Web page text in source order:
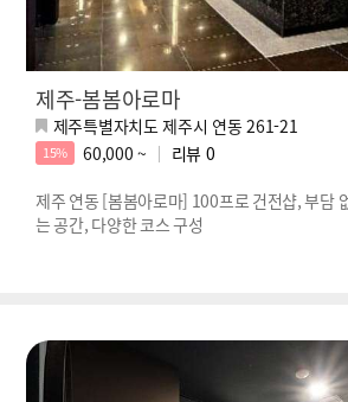
제주-봄봄아로마
제주특별자치도 제주시 연동 261-21
15% 60,000 ~ 리뷰 0
제주 연동 [봄봄아로마] 100프로 건전샵, 부담
는 공간, 다양한 코스 구성